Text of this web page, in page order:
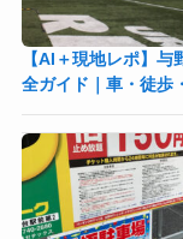
【AI＋現地レポ】
全ガイド｜車・徒歩